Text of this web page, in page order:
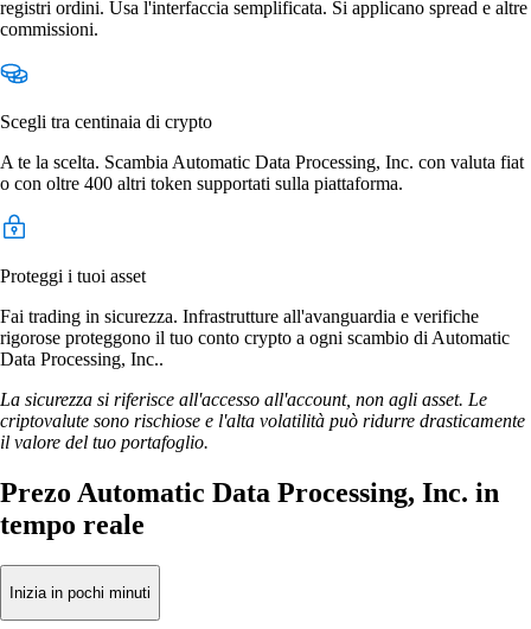
registri ordini. Usa l'interfaccia semplificata. Si applicano spread e altre
commissioni.
Scegli tra centinaia di crypto
A te la scelta. Scambia Automatic Data Processing, Inc. con valuta fiat
o con oltre 400 altri token supportati sulla piattaforma.
Proteggi i tuoi asset
Fai trading in sicurezza. Infrastrutture all'avanguardia e verifiche
rigorose proteggono il tuo conto crypto a ogni scambio di Automatic
Data Processing, Inc..
La sicurezza si riferisce all'accesso all'account, non agli asset. Le
criptovalute sono rischiose e l'alta volatilità può ridurre drasticamente
il valore del tuo portafoglio.
Prezo Automatic Data Processing, Inc. in
tempo reale
Inizia in pochi minuti